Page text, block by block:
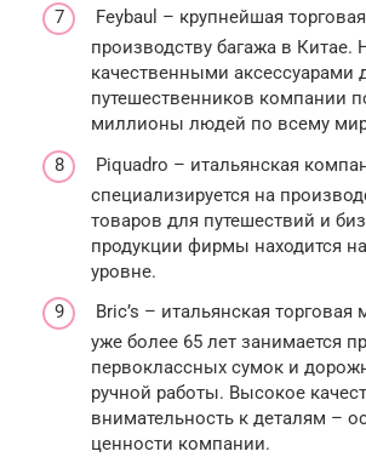
Feybaul – крупнейшая
производству багажа в Китае.
качественными аксессуарами
путешественников компании
миллионы людей по всему
Piquadro – итальянская
специализируется на
товаров для путешествий и
продукции фирмы находится
уровне.
Bric’s – итальянская торговая
уже более 65 лет занимается
первоклассных сумок и
ручной работы. Высокое
внимательность к деталям –
ценности компании.